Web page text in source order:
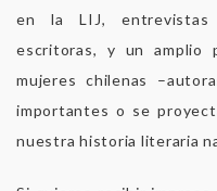
en la LIJ, entrevistas
escritoras, y un amplio
mujeres chilenas
importantes o se
nuestra historia literaria